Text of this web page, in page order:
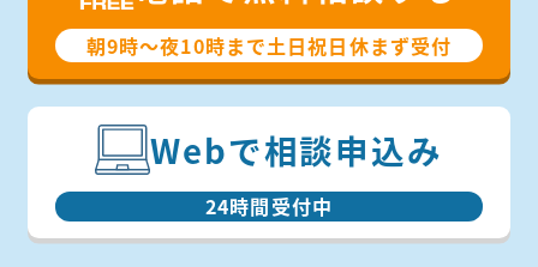
朝9時〜夜10時まで⼟⽇祝⽇休まず受付
Webで相談申込み
24時間受付中